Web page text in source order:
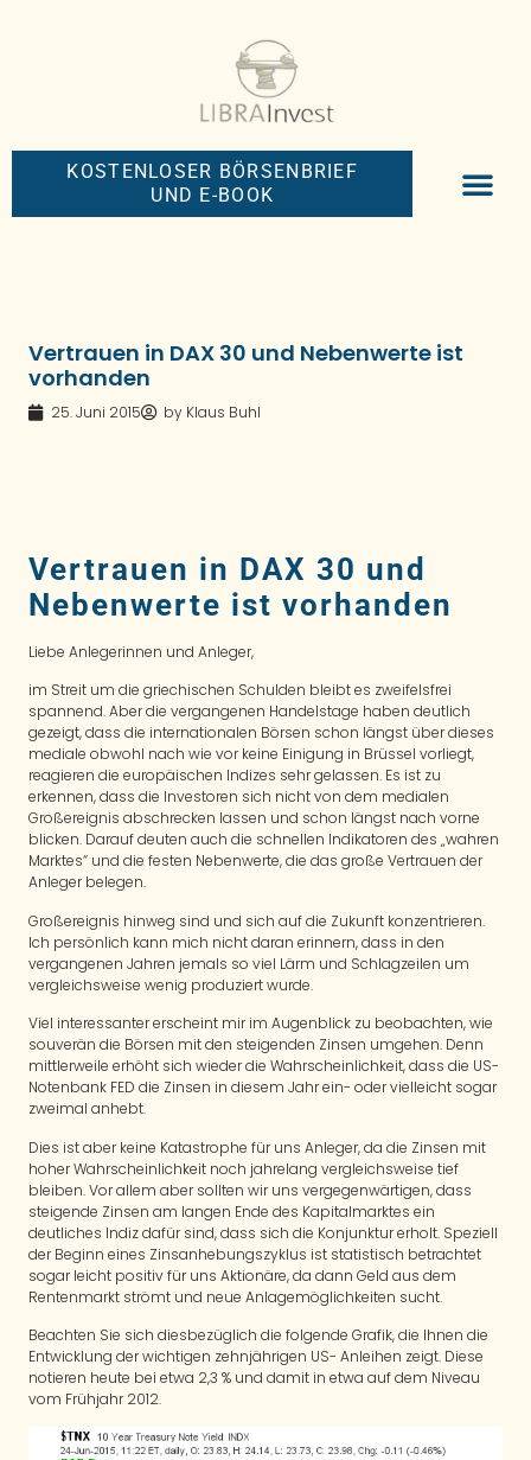
KOSTENLOSER BÖRSENBRIEF
UND E-BOOK
Vertrauen in DAX 30 und Nebenwerte ist
vorhanden
25. Juni 2015 by Klaus Buhl
Vertrauen in DAX 30 und
Nebenwerte ist vorhanden
Liebe Anlegerinnen und Anleger,
im Streit um die griechischen Schulden bleibt es zweifelsfrei
spannend. Aber die vergangenen Handelstage haben deutlich
gezeigt, dass die internationalen Börsen schon längst über dieses
mediale obwohl nach wie vor keine Einigung in Brüssel vorliegt,
reagieren die europäischen Indizes sehr gelassen. Es ist zu
erkennen, dass die Investoren sich nicht von dem medialen
Großereignis abschrecken lassen und schon längst nach vorne
blicken. Darauf deuten auch die schnellen Indikatoren des „wahren
Marktes“ und die festen Nebenwerte, die das große Vertrauen der
Anleger belegen.
Großereignis hinweg sind und sich auf die Zukunft konzentrieren.
Ich persönlich kann mich nicht daran erinnern, dass in den
vergangenen Jahren jemals so viel Lärm und Schlagzeilen um
vergleichsweise wenig produziert wurde.
Viel interessanter erscheint mir im Augenblick zu beobachten, wie
souverän die Börsen mit den steigenden Zinsen umgehen. Denn
mittlerweile erhöht sich wieder die Wahrscheinlichkeit, dass die US-
Notenbank FED die Zinsen in diesem Jahr ein- oder vielleicht sogar
zweimal anhebt.
Dies ist aber keine Katastrophe für uns Anleger, da die Zinsen mit
hoher Wahrscheinlichkeit noch jahrelang vergleichsweise tief
bleiben. Vor allem aber sollten wir uns vergegenwärtigen, dass
steigende Zinsen am langen Ende des Kapitalmarktes ein
deutliches Indiz dafür sind, dass sich die Konjunktur erholt. Speziell
der Beginn eines Zinsanhebungszyklus ist statistisch betrachtet
sogar leicht positiv für uns Aktionäre, da dann Geld aus dem
Rentenmarkt strömt und neue Anlagemöglichkeiten sucht.
Beachten Sie sich diesbezüglich die folgende Grafik, die Ihnen die
Entwicklung der wichtigen zehnjährigen US- Anleihen zeigt. Diese
notieren heute bei etwa 2,3 % und damit in etwa auf dem Niveau
vom Frühjahr 2012.